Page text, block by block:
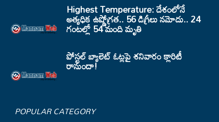
Highest Temperature: దేశంలోనే
అత్యధిక ఉష్ణోగ్రత.. 56 డిగ్రీలు నమోదు.. 24
గంటల్లో 54 మంది మృతి
పోస్టల్ బ్యాలెట్ ఓట్లపై శనివారం క్లారిటీ
రానుందా!
POPULAR CATEGORY